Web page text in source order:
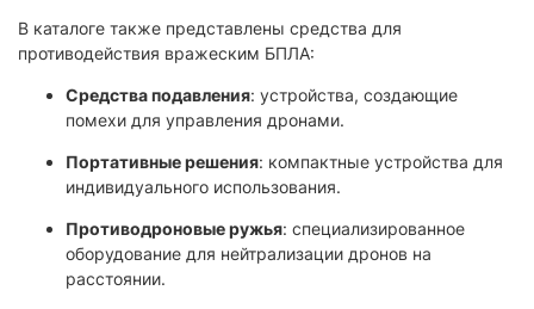
В каталоге также представлены средства для
противодействия вражеским БПЛА:
Средства подавления: устройства, создающие
помехи для управления дронами.
Портативные решения: компактные устройства для
индивидуального использования.
Противодроновые ружья: специализированное
оборудование для нейтрализации дронов на
расстоянии.